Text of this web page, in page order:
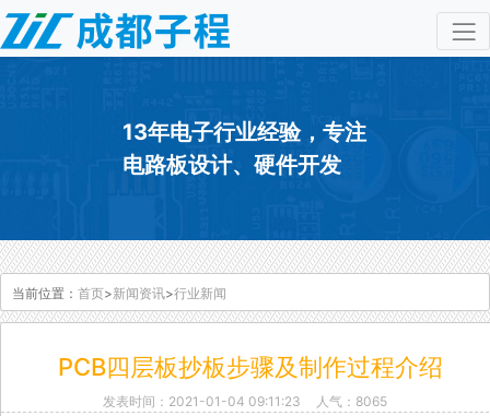
13年电子行业经验，专注
电路板设计、硬件开发
当前位置： 首页>新闻资讯>行业新闻
PCB四层板抄板步骤及制作过程介绍
发表时间：2021-01-04 09:11:23 人气：8065